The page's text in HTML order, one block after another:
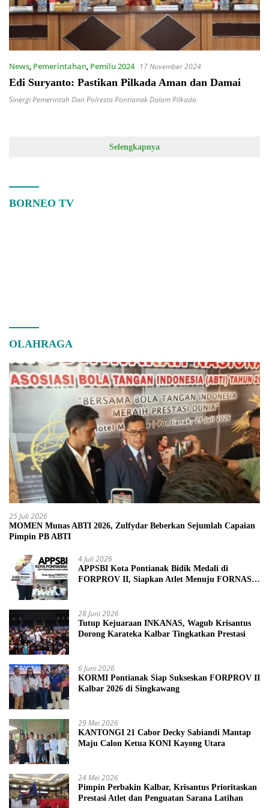
News, Pemerintahan, Pemilu 2024 17 November 2024
Edi Suryanto: Pastikan Pilkada Aman dan Damai
Sinergi Pemerintah Dan Polresta Pontianak Dalam Pilkada
Selengkapnya
BORNEO TV
OLAHRAGA
25 Juli 2026
MOMEN Munas ABTI 2026, Zulfydar Beberkan Sejumlah Capaian
Pimpin PB ABTI
4 Juli 2026
APPSBI Kota Pontianak Bidik Medali di
FORPROV II, Siapkan Atlet Menuju FORNAS
28 Juni 2026
Tutup Kejuaraan INKANAS, Wagub Krisantus
Dorong Karateka Kalbar Tingkatkan Prestasi
6 Juni 2026
KORMI Pontianak Siap Sukseskan FORPROV II
Kalbar 2026 di Singkawang
29 Mei 2026
KANTONGI 21 Cabor Decky Sabiandi Mantap
Maju Calon Ketua KONI Kayong Utara
24 Mei 2026
Pimpin Perbakin Kalbar, Krisantus Prioritaskan
Prestasi Atlet dan Penguatan Sarana Latihan